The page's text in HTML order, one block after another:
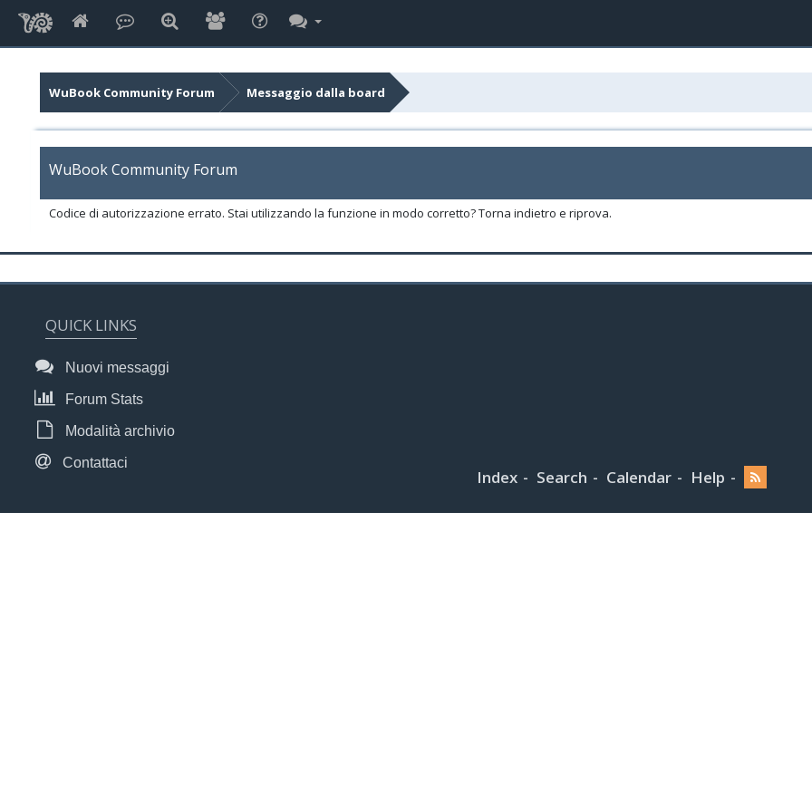
WuBook Community Forum Messaggio dalla board
WuBook Community Forum
Codice di autorizzazione errato. Stai utilizzando la funzione in modo corretto? Torna indietro e riprova.
QUICK LINKS
Nuovi messaggi
Forum Stats
Modalità archivio
Contattaci
Index Search Calendar Help